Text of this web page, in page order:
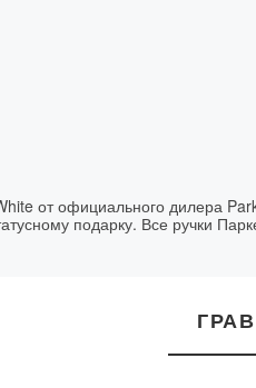
от официального дилера
подарку. Все ручки